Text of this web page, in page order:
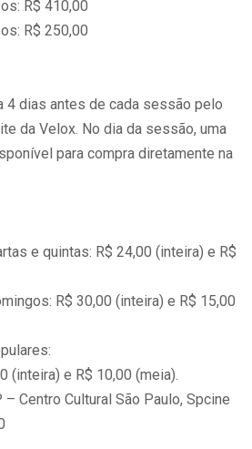
R$ 410,00
R$ 250,00
4 dias antes de cada sessão pelo
da Velox. No dia da sessão, uma
para compra diretamente na
e quintas: R$ 24,00 (inteira) e R$
R$ 30,00 (inteira) e R$ 15,00
(inteira) e R$ 10,00 (meia).
Centro Cultural São Paulo, Spcine